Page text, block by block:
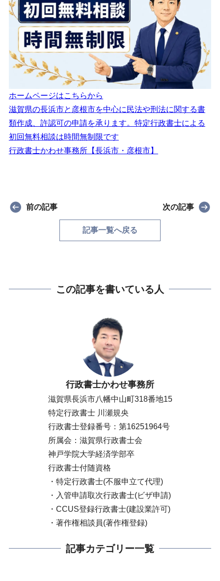
ホームページはこちらから
滋賀県の長浜市と彦根市を中心に民法や刑法に関する書
類作成、許認可の申請を承ります。特定行政書士による
初回無料相談は時間無制限です
行政書士かわせ事務所【長浜市・彦根市】
前の記事
記事一覧へ戻る
次の記事
この記事を書いている人
行政書士かわせ事務所
滋賀県長浜市八幡中山町318番地15
特定行政書士 川瀬規央
行政書士登録番号：第16251964号
所属会：滋賀県行政書士会
神戸学院大学経済学部卒
行政書士付随資格
・特定行政書士(不服申立て代理)
・入管申請取次行政書士(ビザ申請)
・CCUS登録行政書士(建設業許可)
・著作権相談員(著作権登録)
記事カテゴリー一覧